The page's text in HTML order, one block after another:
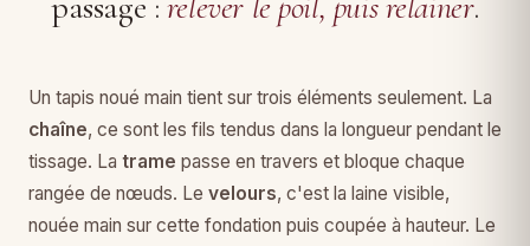
Un tapis noué main tient sur trois éléments seulement. La
chaîne, ce sont les fils tendus dans la longueur pendant le
tissage. La trame passe en travers et bloque chaque
rangée de nœuds. Le velours, c'est la laine visible,
nouée main sur cette fondation puis coupée à hauteur. Le